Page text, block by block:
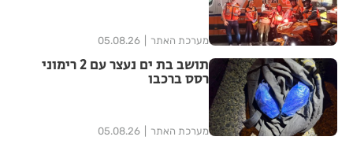
מערכת האתר 05.08.26
תושב בת ים נעצר עם 2 רימוני
רסס ברכבו
מערכת האתר 05.08.26